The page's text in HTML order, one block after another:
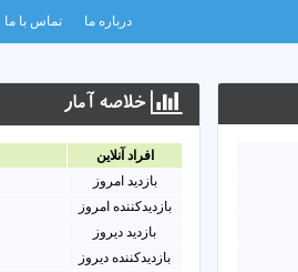
درباره ما تماس با ما
خلاصه آمار
افراد آنلاين
بازدید امروز
بازدیدکننده امروز
بازدید دیروز
بازدیدکننده دیروز